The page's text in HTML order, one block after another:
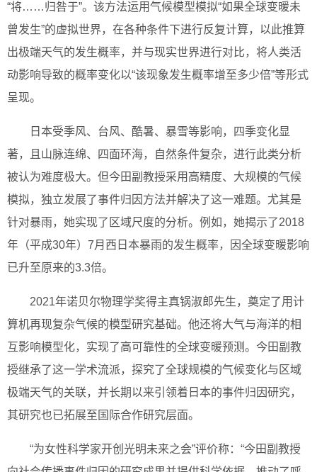
“将……归咎于”。该方法运用气候模型模拟“如果全球变暖未
曾发生”的虚拟世界，在各种条件下进行反复计算，以此推算
出极端天气的发生概率，并与现实世界进行对比，将人类活
动影响导致的概率变化以“该现象发生概率增至多少倍”等形式
呈现。
日本受季风、台风、酷暑、暴雪等影响，四季变化显
著，且山脉连绵、四面环海，自然条件复杂，进行此类分析
被认为难度极大。但今田副教授采用高精度、大规模的气候
模拟，独立发展了事件归因方法并解决了这一难题。尤其是
针对暴雨，她实现了区域尺度的分析。例如，她揭示了2018
年（平成30年）7月西日本暴雨的发生概率，因全球变暖影响
已升至原来的3.3倍。
2021年诺贝尔物理学奖得主真锅淑郎先生，奠定了用计
算机再现复杂气候的模型研究基础。他还将大气与海洋的相
互影响模型化，实现了高可靠性的全球变暖预测。今田副教
授继承了这一学术流派，探究了全球规模的气候变化与区域
极端天气的关联，并长期以来引领着日本的事件归因研究，
其研究也已拓展至国际合作研究层面。
“为女性科学家开创光明未来之会”评价称：“今田副教授